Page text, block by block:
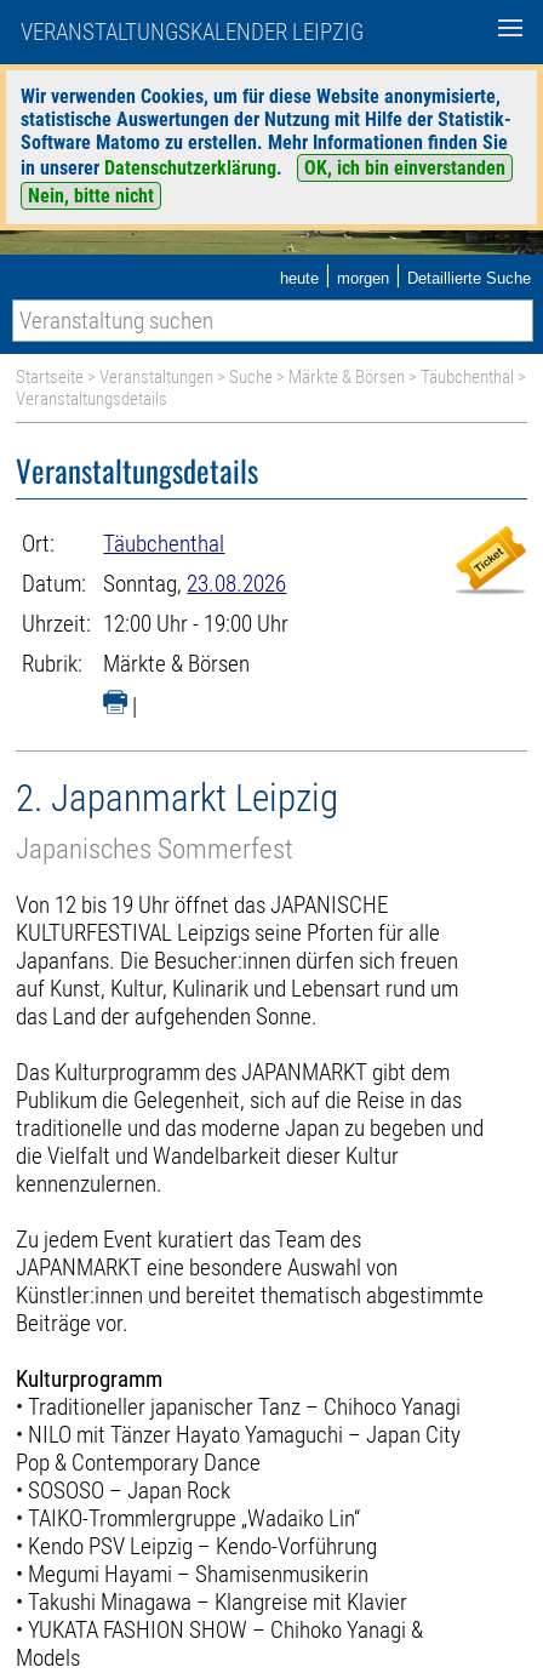
VERANSTALTUNGSKALENDER LEIPZIG
Wir verwenden Cookies, um für diese Website anonymisierte,
statistische Auswertungen der Nutzung mit Hilfe der Statistik-
Software Matomo zu erstellen. Mehr Informationen finden Sie
in unserer Datenschutzerklärung.
OK, ich bin einverstanden
Nein, bitte nicht
heute | morgen | Detaillierte Suche
Startseite >Veranstaltungen > Suche > Märkte & Börsen >Täubchenthal >
Veranstaltungsdetails
Veranstaltungsdetails
Ort:
Täubchenthal
Datum:
Sonntag, 23.08.2026
Uhrzeit: 12:00 Uhr - 19:00 Uhr
Rubrik:
Märkte & Börsen
|
2. Japanmarkt Leipzig
Japanisches Sommerfest
Von 12 bis 19 Uhr öffnet das JAPANISCHE
KULTURFESTIVAL Leipzigs seine Pforten für alle
Japanfans. Die Besucher:innen dürfen sich freuen
auf Kunst, Kultur, Kulinarik und Lebensart rund um
das Land der aufgehenden Sonne.
Das Kulturprogramm des JAPANMARKT gibt dem
Publikum die Gelegenheit, sich auf die Reise in das
traditionelle und das moderne Japan zu begeben und
die Vielfalt und Wandelbarkeit dieser Kultur
kennenzulernen.
Zu jedem Event kuratiert das Team des
JAPANMARKT eine besondere Auswahl von
Künstler:innen und bereitet thematisch abgestimmte
Beiträge vor.
Kulturprogramm
• Traditioneller japanischer Tanz – Chihoco Yanagi
• NILO mit Tänzer Hayato Yamaguchi – Japan City
Pop & Contemporary Dance
• SOSOSO – Japan Rock
• TAIKO-Trommlergruppe „Wadaiko Lin“
• Kendo PSV Leipzig – Kendo-Vorführung
• Megumi Hayami – Shamisenmusikerin
• Takushi Minagawa – Klangreise mit Klavier
• YUKATA FASHION SHOW – Chihoko Yanagi &
Models